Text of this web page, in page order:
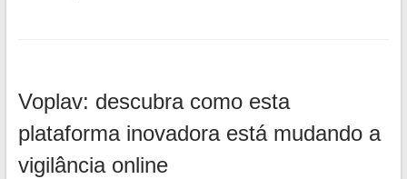
Voplav: descubra como esta
plataforma inovadora está mudando a
vigilância online